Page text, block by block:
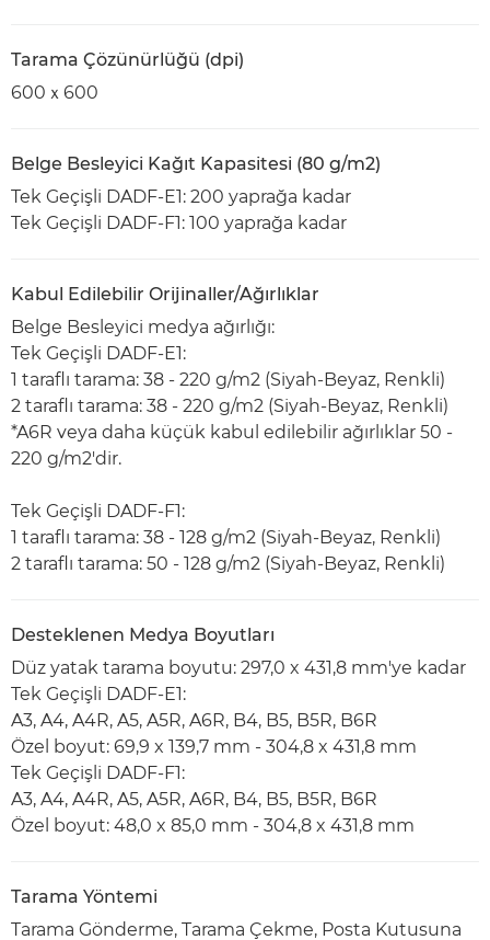
Tarama Çözünürlüğü (dpi)
600ｘ600
Belge Besleyici Kağıt Kapasitesi (80 g/m2)
Tek Geçişli DADF-E1: 200 yaprağa kadar
Tek Geçişli DADF-F1: 100 yaprağa kadar
Kabul Edilebilir Orijinaller/Ağırlıklar
Belge Besleyici medya ağırlığı:
Tek Geçişli DADF-E1:
1 taraflı tarama: 38 - 220 g/m2 (Siyah-Beyaz, Renkli)
2 taraflı tarama: 38 - 220 g/m2 (Siyah-Beyaz, Renkli)
*A6R veya daha küçük kabul edilebilir ağırlıklar 50 -
220 g/m2'dir.
Tek Geçişli DADF-F1:
1 taraflı tarama: 38 - 128 g/m2 (Siyah-Beyaz, Renkli)
2 taraflı tarama: 50 - 128 g/m2 (Siyah-Beyaz, Renkli)
Desteklenen Medya Boyutları
Düz yatak tarama boyutu: 297,0 x 431,8 mm'ye kadar
Tek Geçişli DADF-E1:
A3, A4, A4R, A5, A5R, A6R, B4, B5, B5R, B6R
Özel boyut: 69,9 x 139,7 mm - 304,8 x 431,8 mm
Tek Geçişli DADF-F1:
A3, A4, A4R, A5, A5R, A6R, B4, B5, B5R, B6R
Özel boyut: 48,0 x 85,0 mm - 304,8 x 431,8 mm
Tarama Yöntemi
Tarama Gönderme, Tarama Çekme, Posta Kutusuna